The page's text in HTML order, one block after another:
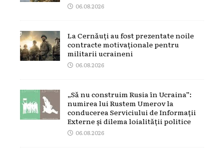
06.08.2026
La Cernăuți au fost prezentate noile
contracte motivaționale pentru
militarii ucraineni
06.08.2026
„Să nu construim Rusia în Ucraina”:
numirea lui Rustem Umerov la
conducerea Serviciului de Informații
Externe și dilema loialității politice
06.08.2026